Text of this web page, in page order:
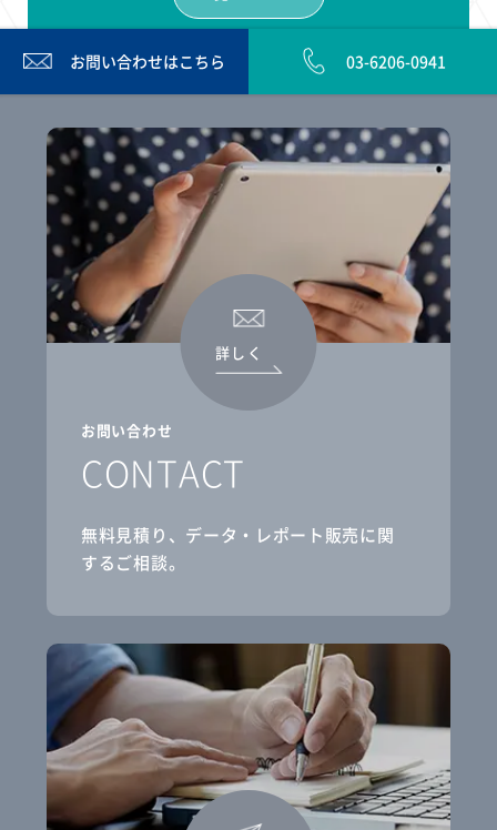
お問い合わせはこちら 03-6206-0941
お問い合わせ
CONTACT
無料見積り、データ・レポート販売に関
するご相談。
詳しく